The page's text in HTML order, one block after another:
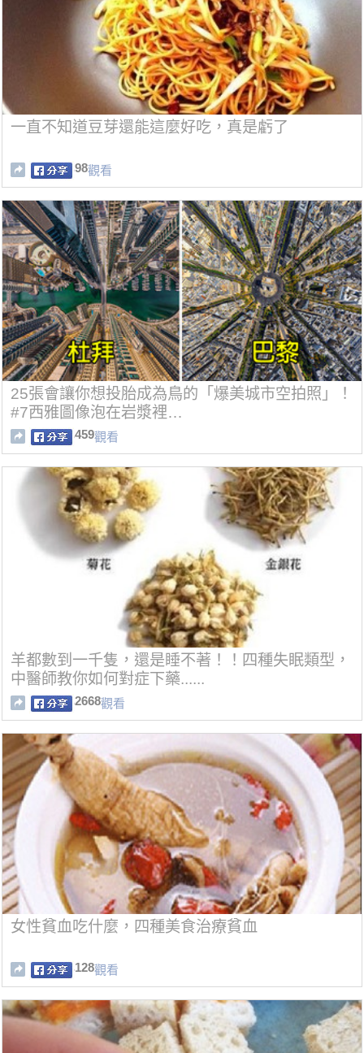
一直不知道豆芽還能這麼好吃，真是虧了
98觀看
25張會讓你想投胎成為鳥的「爆美城市空拍照」！
#7西雅圖像泡在岩漿裡…
459觀看
羊都數到一千隻，還是睡不著！！四種失眠類型，
中醫師教你如何對症下藥......
2668觀看
女性貧血吃什麼，四種美食治療貧血
128觀看